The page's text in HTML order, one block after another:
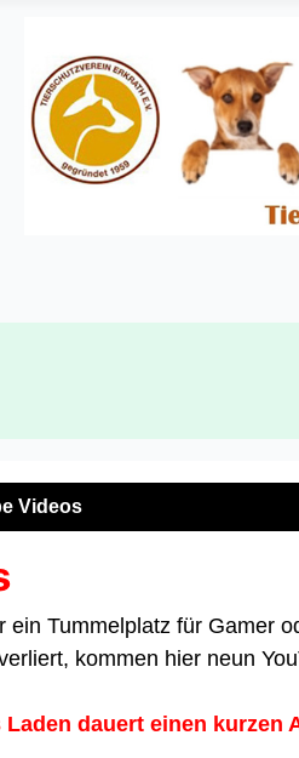
Videos
ein Tummelplatz für Gamer
kommen hier neun
dauert einen kurzen